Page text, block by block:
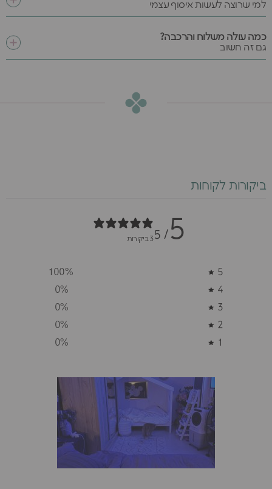
למי שרוצה לעשות איסוף עצמי
כמה עולה משלוח והרכבה?
גם זה חשוב
ביקורות לקוחות
5
/ 5 3 ביקורות
5
100%
4
0%
3
0%
2
0%
1
0%